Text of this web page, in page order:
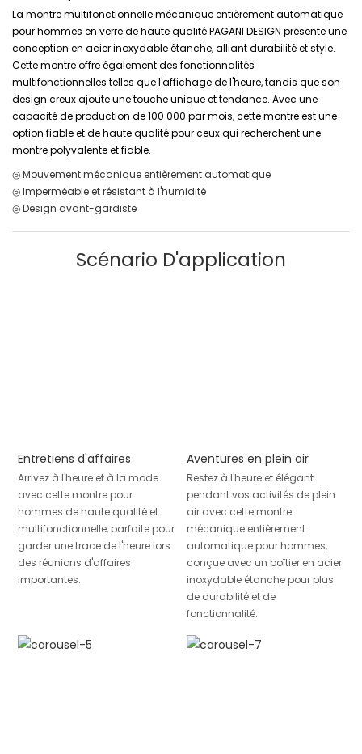
La montre multifonctionnelle mécanique entièrement automatique
pour hommes en verre de haute qualité PAGANI DESIGN présente une
conception en acier inoxydable étanche, alliant durabilité et style.
Cette montre offre également des fonctionnalités
multifonctionnelles telles que l'affichage de l'heure, tandis que son
design creux ajoute une touche unique et tendance. Avec une
capacité de production de 100 000 par mois, cette montre est une
option fiable et de haute qualité pour ceux qui recherchent une
montre polyvalente et fiable.
◎ Mouvement mécanique entièrement automatique
◎ Imperméable et résistant à l'humidité
◎ Design avant-gardiste
Scénario D'application
Entretiens d'affaires
Arrivez à l'heure et à la mode
avec cette montre pour
hommes de haute qualité et
multifonctionnelle, parfaite pour
garder une trace de l'heure lors
des réunions d'affaires
importantes.
Aventures en plein air
Restez à l'heure et élégant
pendant vos activités de plein
air avec cette montre
mécanique entièrement
automatique pour hommes,
conçue avec un boîtier en acier
inoxydable étanche pour plus
de durabilité et de
fonctionnalité.